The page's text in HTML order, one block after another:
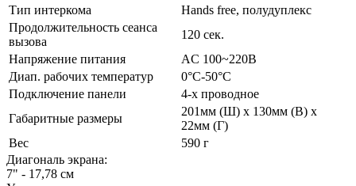
Тип интеркома
Hands free, полудуплекс
Продолжительность сеанса
вызова
120 сек.
Напряжение питания
AC 100~220В
Диап. рабочих температур
0°C-50°C
Подключение панели
4-х проводное
Габаритные размеры
201мм (Ш) x 130мм (В) x
22мм (Г)
Вес
590 г
Диагональ экрана:
7" - 17,78 см